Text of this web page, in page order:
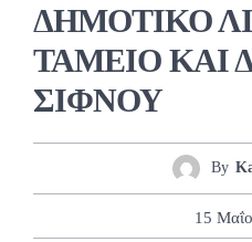
ΔΗΜΟΤΙΚΟ
ΤΑΜΕΙΟ ΚΑΙ
ΣΙΦΝΟΥ
By
15